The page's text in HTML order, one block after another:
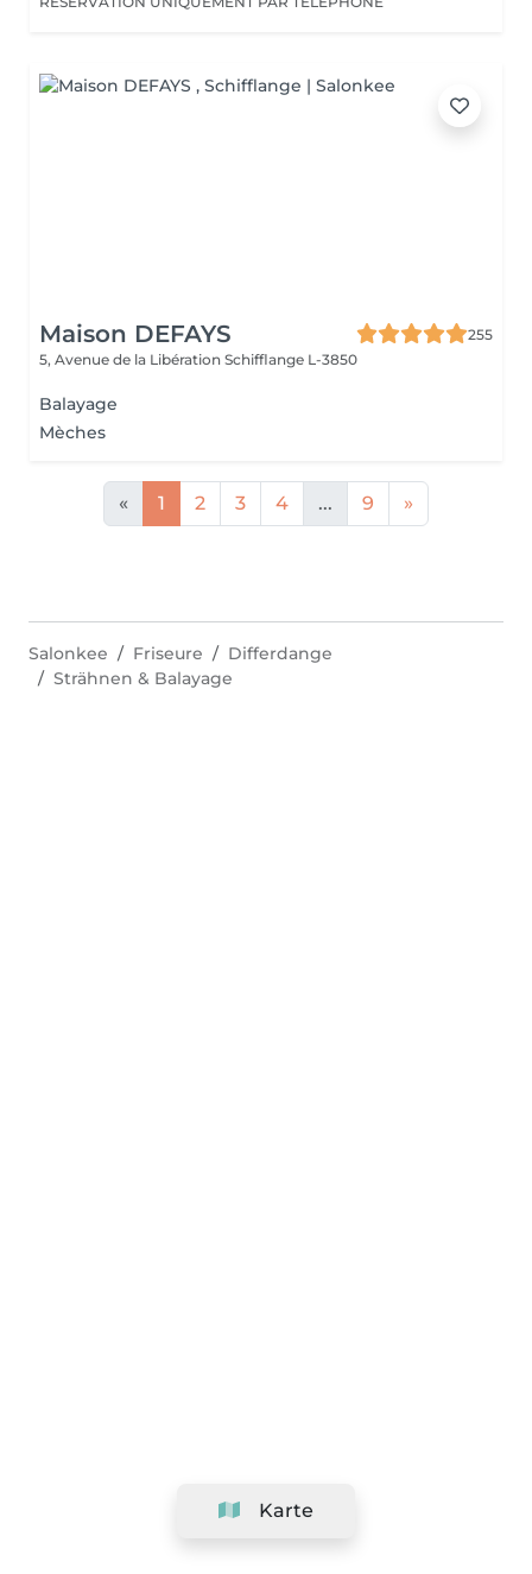
Maison DEFAYS
255
5, Avenue de la Libération Schifflange L-3850
Balayage
Mèches
« 1 2 3 4 ... 9 »
Karte
Salonkee Friseure
Differdange
Strähnen & Balayage